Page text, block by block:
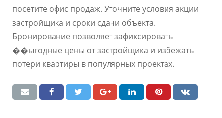
посетите офис продаж. Уточните условия акции
застройщика и сроки сдачи объекта.
Бронирование позволяет зафиксировать
��ыгодные цены от застройщика и избежать
потери квартиры в популярных проектах.